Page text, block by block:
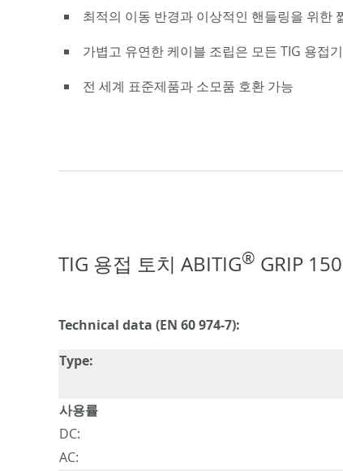
최적의 이동 반경과 이상적인 핸들링을 위한
가볍고 유연한 케이블 조립은 모든 TIG 용접
전 세계 표준제품과 소모품 호환 가능
TIG 용접 토치 ABITIG® GRIP
Technical data (EN 60 974-7):
Type:
사용률
DC:
AC: